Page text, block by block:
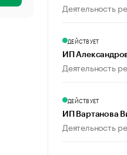
Деятельность
ДЕЙСТВУЕТ
ИП
Деятельность
ДЕЙСТВУЕТ
ИП Вартанова
Деятельность